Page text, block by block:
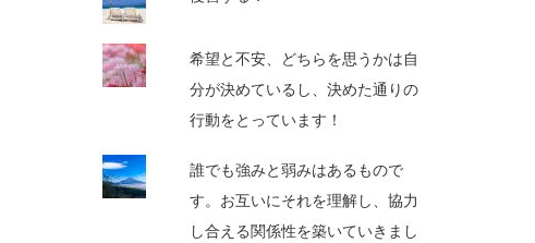
希望と不安、どちらを思うかは自
分が決めているし、決めた通りの
行動をとっています！
誰でも強みと弱みはあるもので
す。お互いにそれを理解し、協力
し合える関係性を築いていきまし